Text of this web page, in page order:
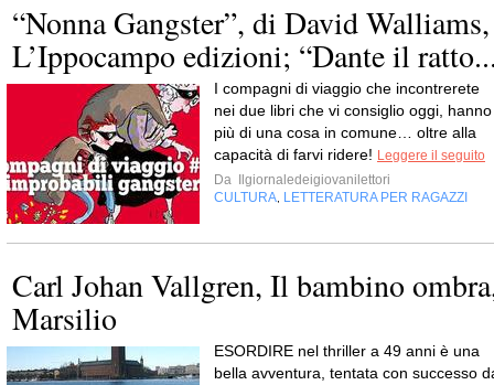
“Nonna Gangster”, di David Walliams,
L’Ippocampo edizioni; “Dante il
I compagni di viaggio che incontrerete
nei due libri che vi consiglio oggi, hanno
più di una cosa in comune… oltre alla
capacità di farvi ridere! Leggere il seguito
Da
Ilgiornaledeigiovanilettori
CULTURA LETTERATURA PER RAGAZZI
Carl Johan Vallgren, Il bambino
Marsilio
ESORDIRE nel thriller a 49 anni è una
bella avventura, tentata con successo